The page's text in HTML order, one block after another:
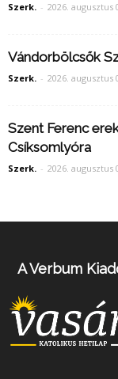
Szerk. - 2026. augusztus
Vándorbölcsők
Szerk. - 2026. augusztus
Szent Ferenc
Csíksomlyóra
Szerk. - 2026. augusztus
A Verbum